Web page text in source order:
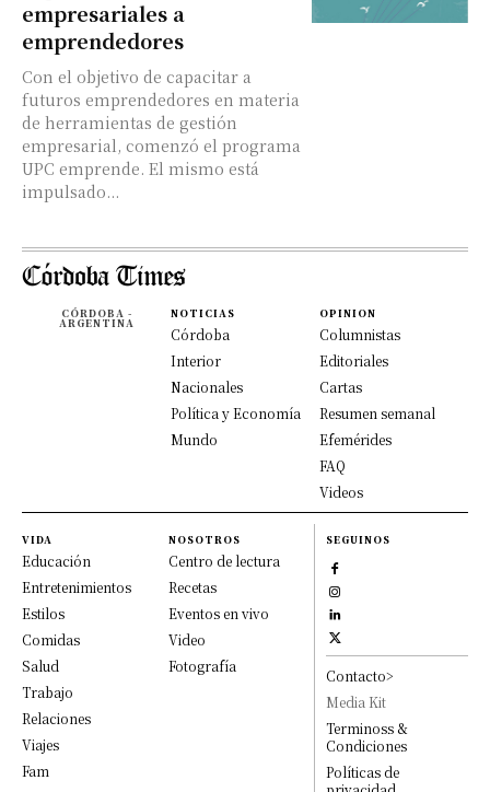
empresariales a
emprendedores
Con el objetivo de capacitar a
futuros emprendedores en materia
de herramientas de gestión
empresarial, comenzó el programa
UPC emprende. El mismo está
impulsado...
CÓRDOBA -
ARGENTINA
NOTICIAS
Córdoba
Interior
Nacionales
Política y Economía
Mundo
OPINION
Columnistas
Editoriales
Cartas
Resumen semanal
Efemérides
FAQ
Videos
VIDA
Educación
Entretenimientos
Estilos
Comidas
Salud
Trabajo
Relaciones
Viajes
Fam
NOSOTROS
Centro de lectura
Recetas
Eventos en vivo
Video
Fotografía
SEGUINOS
Contacto>
Media Kit
Terminoss &
Condiciones
Políticas de